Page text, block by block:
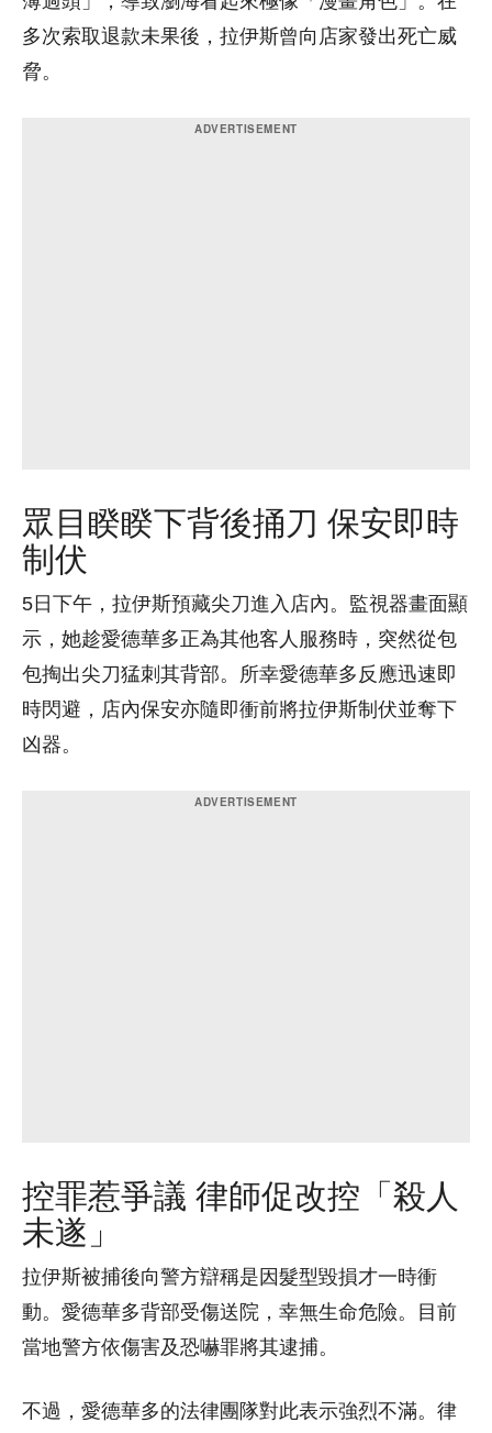
多次索取退款未果後，拉伊斯曾向店家發出死亡威
脅。
眾目睽睽下背後捅刀 保安即時
制伏
5日下午，拉伊斯預藏尖刀進入店內。監視器畫面顯
示，她趁愛德華多正為其他客人服務時，突然從包
包掏出尖刀猛刺其背部。所幸愛德華多反應迅速即
時閃避，店內保安亦隨即衝前將拉伊斯制伏並奪下
凶器。
控罪惹爭議 律師促改控「殺人
未遂」
拉伊斯被捕後向警方辯稱是因髮型毀損才一時衝
動。愛德華多背部受傷送院，幸無生命危險。目前
當地警方依傷害及恐嚇罪將其逮捕。
不過，愛德華多的法律團隊對此表示強烈不滿。律